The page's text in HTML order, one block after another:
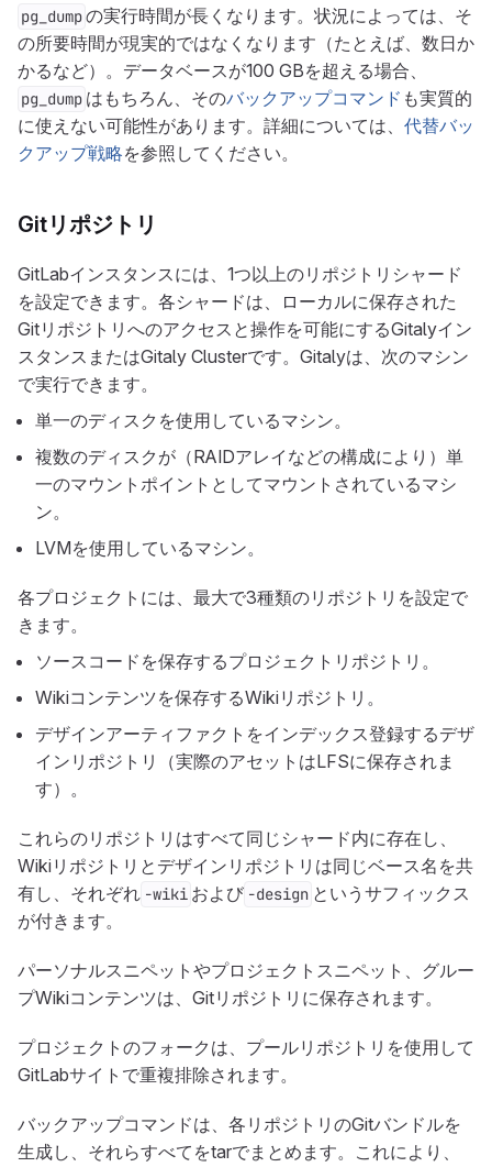
pg_dumpの実行時間が長くなります。状況によっては、そ
の所要時間が現実的ではなくなります（たとえば、数日か
かるなど）。データベースが100 GBを超える場合、
pg_dump はもちろん、そのバックアップコマンド も実質的
に使えない可能性があります。詳細については、 代替バッ
クアップ戦略を参照してください。
Gitリポジトリ
GitLabインスタンスには、1つ以上のリポジトリシャード
を設定できます。各シャードは、ローカルに保存された
Gitリポジトリへのアクセスと操作を可能にするGitalyイン
スタンスまたはGitaly Clusterです。Gitalyは、次のマシン
で実行できます。
単一のディスクを使用しているマシン。
複数のディスクが（RAIDアレイなどの構成により）単
一のマウントポイントとしてマウントされているマシ
ン。
LVMを使用しているマシン。
各プロジェクトには、最大で3種類のリポジトリを設定で
きます。
ソースコードを保存するプロジェクトリポジトリ。
Wikiコンテンツを保存するWikiリポジトリ。
デザインアーティファクトをインデックス登録するデザ
インリポジトリ（実際のアセットはLFSに保存されま
す）。
これらのリポジトリはすべて同じシャード内に存在し、
Wikiリポジトリとデザインリポジトリは同じベース名を共
有し、それぞれ -wiki および -design というサフィックス
が付きます。
パーソナルスニペットやプロジェクトスニペット、グルー
プWikiコンテンツは、Gitリポジトリに保存されます。
プロジェクトのフォークは、プールリポジトリを使用して
GitLabサイトで重複排除されます。
バックアップコマンドは、各リポジトリのGitバンドルを
生成し、それらすべてをtarでまとめます。これにより、